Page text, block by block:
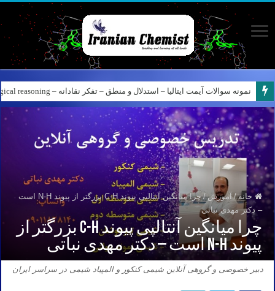
نمونه سوالات آیمت ایتالیا – استدلال و منطق – تفکر نقادانه – Logical reasoning – پارت ۷
خانه / آموزش /
چرا میانگین آنتالپی پیوند C-H بزرگتر از پیوند N-H است
– دکتر مهدی نباتی
چرا میانگین آنتالپی پیوند C-H بزرگتر از
پیوند N-H است – دکتر مهدی نباتی
دبیر خصوصی و گروهی آنلاین شیمی کنکور و المپیاد شیمی در سراسر ایران